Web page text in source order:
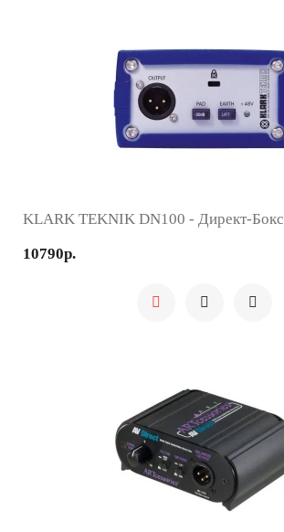
KLARK TEKNIK DN100 - Директ-Бокс
10790р.